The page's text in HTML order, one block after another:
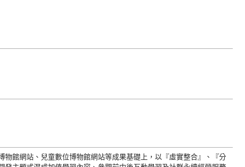
館網站、兒童數位博物館網站等成果基礎上，以『虛實整合』、『分